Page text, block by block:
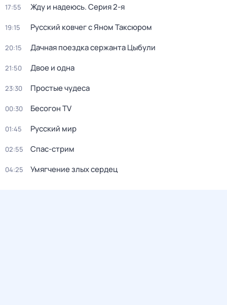
17:55 Жду и нaдeюсь. Серия 2-я
19:15 Русский ковчег с Яном Таксюром
20:15 Дачная поездка сержанта Цыбули
21:50 Двое и одна
23:30 Простые чудеса
00:30 Бесогон TV
01:45 Русский мир
02:55 Спас-стрим
04:25 Умягчение злых сердец